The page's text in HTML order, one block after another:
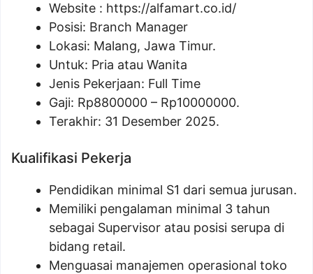
Website : https://alfamart.co.id/
Posisi: Branch Manager
Lokasi: Malang, Jawa Timur.
Untuk: Pria atau Wanita
Jenis Pekerjaan: Full Time
Gaji: Rp8800000 – Rp10000000.
Terakhir: 31 Desember 2025.
Kualifikasi Pekerja
Pendidikan minimal S1 dari semua jurusan.
Memiliki pengalaman minimal 3 tahun
sebagai Supervisor atau posisi serupa di
bidang retail.
Menguasai manajemen operasional toko